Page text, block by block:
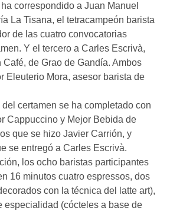
correspondido a Juan Manuel
La Tisana, el tetracampeón barista
de las cuatro convocatorias
Y el tercero a Carles Escrivà,
de Grao de Gandía. Ambos
Eleuterio Mora, asesor barista de
certamen se ha completado con
Cappuccino y Mejor Bebida de
que se hizo Javier Carrión, y
se entregó a Carles Escrivà.
los ocho baristas participantes
16 minutos cuatro espressos, dos
con la técnica del latte art),
especialidad (cócteles a base de